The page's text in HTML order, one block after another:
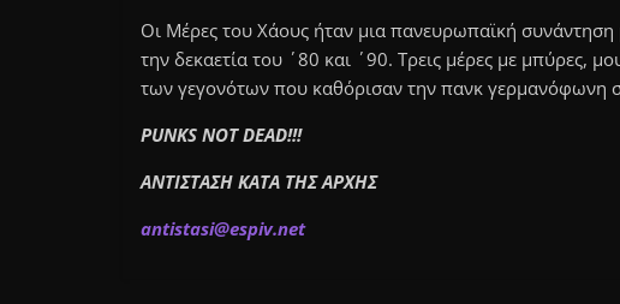
Οι Μέρες του Χάους ήταν μια πανευρωπαϊκή
την δεκαετία του ΄80 και ΄90. Τρεις μέρες με μπύρες,
των γεγονότων που καθόρισαν την πανκ γερμανόφωνη
PUNKS NOT DEAD!!!
ΑΝΤΙΣΤΑΣΗ ΚΑΤΑ ΤΗΣ ΑΡΧΗΣ
antistasi@espiv.net